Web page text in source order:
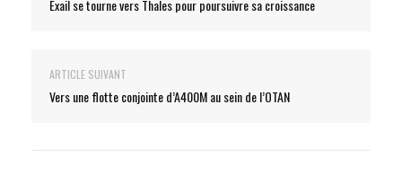
Exail se tourne vers Thales pour poursuivre sa croissance
ARTICLE SUIVANT
Vers une flotte conjointe d’A400M au sein de l’OTAN